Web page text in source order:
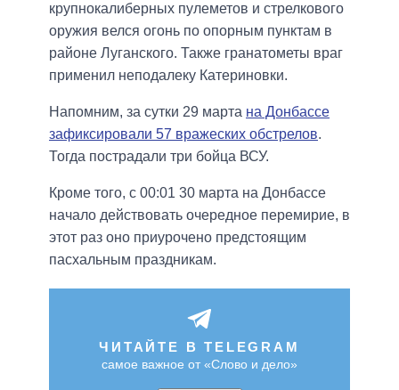
крупнокалиберных пулеметов и стрелкового
оружия велся огонь по опорным пунктам в
районе Луганского. Также гранатометы враг
применил неподалеку Катериновки.
Напомним, за сутки 29 марта на Донбассе
зафиксировали 57 вражеских обстрелов.
Тогда пострадали три бойца ВСУ.
Кроме того, с 00:01 30 марта на Донбассе
начало действовать очередное перемирие, в
этот раз оно приурочено предстоящим
пасхальным праздникам.
ЧИТАЙТЕ В TELEGRAM
самое важное от «Слово и дело»